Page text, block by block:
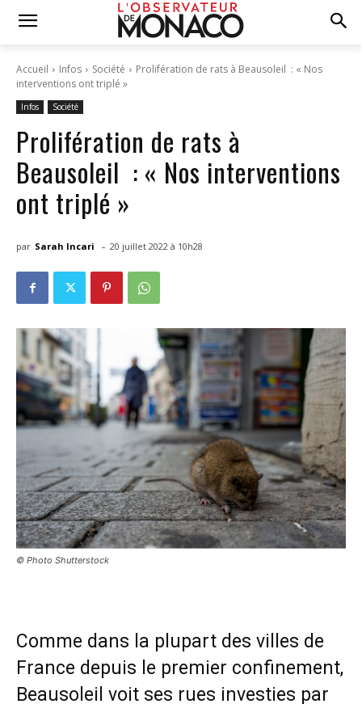
Accueil Infos Société
Prolifération de rats à Beausoleil : « Nos
interventions ont triplé »
Infos Société
Prolifération de rats à
Beausoleil : « Nos interventions
ont triplé »
par Sarah Incari - 20 juillet 2022 à 10h28
© Photo Shutterstock
Comme dans la plupart des villes de
France depuis le premier confinement,
Beausoleil voit ses rues investies par